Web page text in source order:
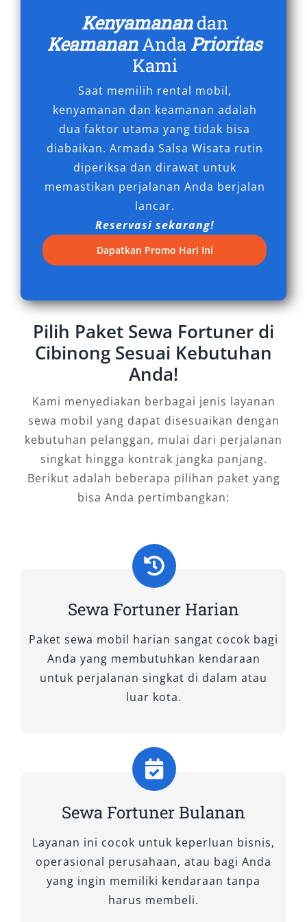
Cibinong dengan unit terbaru, harga
kompetitif, serta layanan profesional. Segera
hubungi kami untuk kemudahan perjalanan
bisnis maupun liburan Anda.
Tipe Mobil Fortuner yang Kami
Sewakan di Cibinong
Memilih tipe mobil Fortuner yang tepat akan
sangat menentukan kenyamanan dan efisiensi
perjalanan Anda. Sebagai sewa mobil SUV
mewah yang banyak diminati, Toyota Fortuner
hadir dengan berbagai varian yang bisa
disesuaikan dengan kebutuhan, baik untuk
maupun aktivitas off-road. Di Salsa Wisata,
lengkap, mulai dari Fortuner 4×2 dan 4×4,
hingga varian GR, VRZ, SRZ, dan G, semuanya
dalam kondisi terbaik dengan opsi sewa
Fortuner dengan sopir maupun sewa Fortuner
lepas kunci.
A. Tipe Fortuner 4×2
1. Fortuner 2.4 G 4×2 A/T
mesin diesel tangguh dan efisiensi bahan
bakar yang baik. Cocok untuk penggunaan
sehari-hari atau perjalanan keluarga di dalam
dan sekitar Cibinong. Harga sewa Fortuner tipe
favorit untuk booking Fortuner harian dan
bulanan.
2. Fortuner 2.8 VRZ TSS 4×2 A/T
menawarkan fitur keamanan modern seperti
adaptive cruise control dan lane departure
alert. Sangat sesuai bagi pebisnis yang
mengutamakan kenyamanan dan keselamatan
Fortuner dengan sopir agar pengalaman
berkendara semakin praktis dan tenang.
3. Fortuner 2.7 SRZ 4×2 A/T
Kenyamanandan
KeamananAnda Prioritas
Kami
Saat memilih rental mobil,
kenyamanan dan keamanan adalah
dua faktor utama yang tidak bisa
diabaikan. Armada Salsa Wisata rutin
diperiksa dan dirawat untuk
memastikan perjalanan Anda berjalan
lancar.
Reservasi sekarang!
Dapatkan Promo Hari Ini
Pilih Paket Sewa Fortuner di
Cibinong Sesuai Kebutuhan
Anda!
Kami menyediakan berbagai jenis layanan
sewa mobil yang dapat disesuaikan dengan
kebutuhan pelanggan, mulai dari perjalanan
singkat hingga kontrak jangka panjang.
Berikut adalah beberapa pilihan paket yang
bisa Anda pertimbangkan:
Sewa Fortuner Harian
Paket sewa mobil harian sangat cocok bagi
Anda yang membutuhkan kendaraan
untuk perjalanan singkat di dalam atau
luar kota.
Sewa Fortuner Bulanan
Layanan ini cocok untuk keperluan bisnis,
operasional perusahaan, atau bagi Anda
yang ingin memiliki kendaraan tanpa
harus membeli.